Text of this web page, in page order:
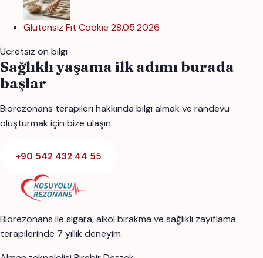
Glutensiz Fit Cookie 28.05.2026
Ücretsiz ön bilgi
Sağlıklı yaşama ilk adımı burada
başlar
Biorezonans terapileri hakkında bilgi almak ve randevu
oluşturmak için bize ulaşın.
+90 542 432 44 55
Biorezonans ile sigara, alkol bırakma ve sağlıklı zayıflama
terapilerinde 7 yıllık deneyim.